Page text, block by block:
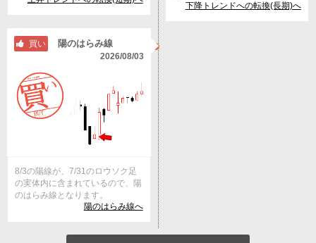
下降トレンドへの転換(長期)へ
買い 陽のはらみ線
2026/08/03
8/3の陽線が、7/31のロウソク足
の実体内に含まれているので、陽
のはらみ線となります。
陽のはらみ線へ